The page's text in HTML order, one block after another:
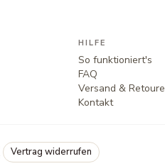
HILFE
So funktioniert's
FAQ
Versand & Retoure
Kontakt
Vertrag widerrufen